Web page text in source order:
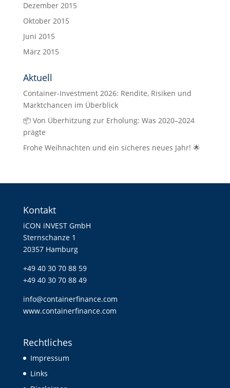
Dezember 2015
Oktober 2015
Juni 2015
März 2015
Aktuell
Container-Investment 2026: Rendite, Risiken und
Marktchancen im Überblick
📦 Von Überhitzung zur Erholung: Was 2020–2024
prägte
Frohe Weihnachten und ein sicheres neues Jahr! 🌟
Kontakt
iCON iNVEST GmbH
Sternschanze 1
20357 Hamburg
+49 40 30 70 88 59
+49 40 30 70 88 49
info@containerfinance.com
www.containerfinance.com
Rechtliches
Impressum
Links